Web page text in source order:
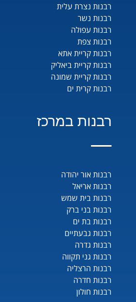
רבנות נצרת עלית
רבנות נשר
רבנות עפולה
רבנות צפת
רבנות קריית אתא
רבנות קריית ביאליק
רבנות קריית שמונה
רבנות קרית ים
רבנות במרכז
רבנות אור יהודה
רבנות אריאל
רבנות בית שמש
רבנות בני ברק
רבנות בת ים
רבנות גבעתיים
רבנות גדרה
רבנות גני תקווה
רבנות הרצליה
רבנות חדרה
רבנות חולון